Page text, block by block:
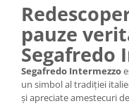
pauze
Segafredo
Segafredo Intermezzo
un simbol al tradiției
și apreciate amestecuri